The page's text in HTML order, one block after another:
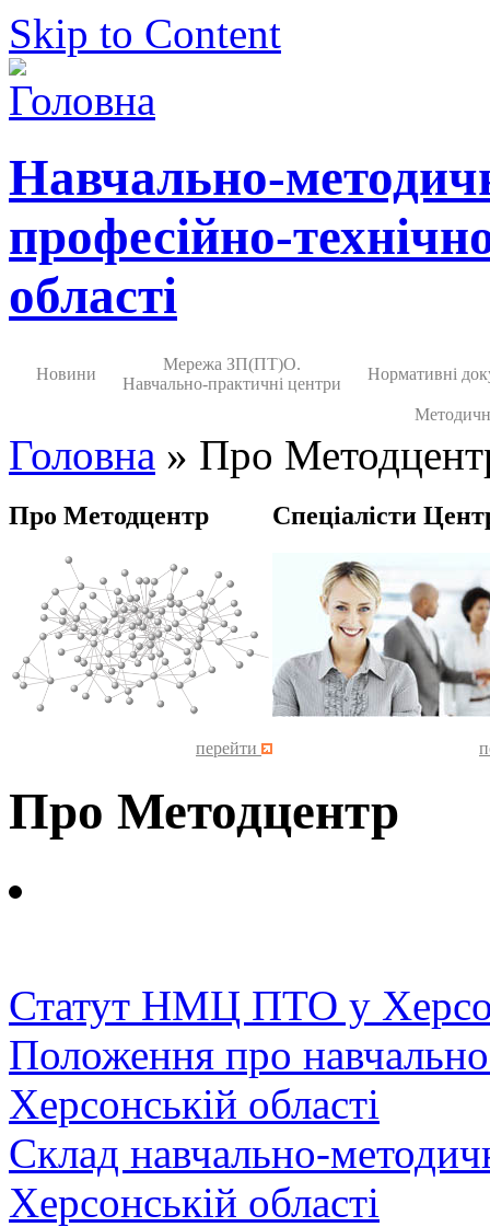
Skip to Content
Навчально-
професійно-
області
Новини
Мережа ЗП(ПТ)О.
Навчально-практичні центри
Нормативні
Головна » Про
Про Методцентр
перейти
Спеціалісти
Про Методцентр
Статут НМЦ ПТО у
Положення про
Херсонській області
Склад навчально-
Херсонській області